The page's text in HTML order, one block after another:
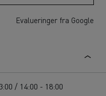
Evalueringer fra Google
/ 14:00 - 18:00